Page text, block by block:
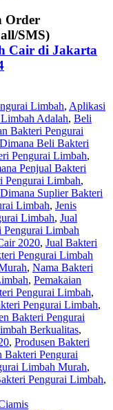
Order
SMS)
Limbah, Aplikasi
Adalah, Beli
Bakteri Pengurai
Dimana Beli Bakteri
Pengurai Limbah,
Penjual Bakteri
Pengurai Limbah,
Dimana Suplier Bakteri
Limbah, Jenis
Limbah, Jual
Pengurai Limbah
2020, Jual Bakteri
Pengurai Limbah
, Nama Bakteri
, Pemakaian
Pengurai Limbah,
Pengurai Limbah,
Bakteri Pengurai
Berkualitas,
, Produsen Bakteri
Bakteri Pengurai
Limbah Murah,
Pengurai Limbah,